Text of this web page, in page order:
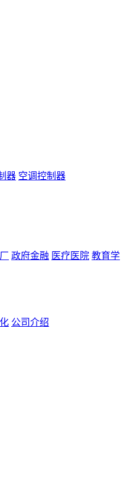
器 空调控制器
政府金融 医疗医院 教育学
公司介绍